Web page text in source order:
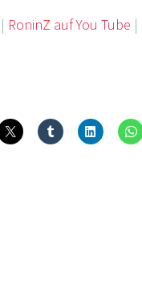
| RoninZ auf You Tube |